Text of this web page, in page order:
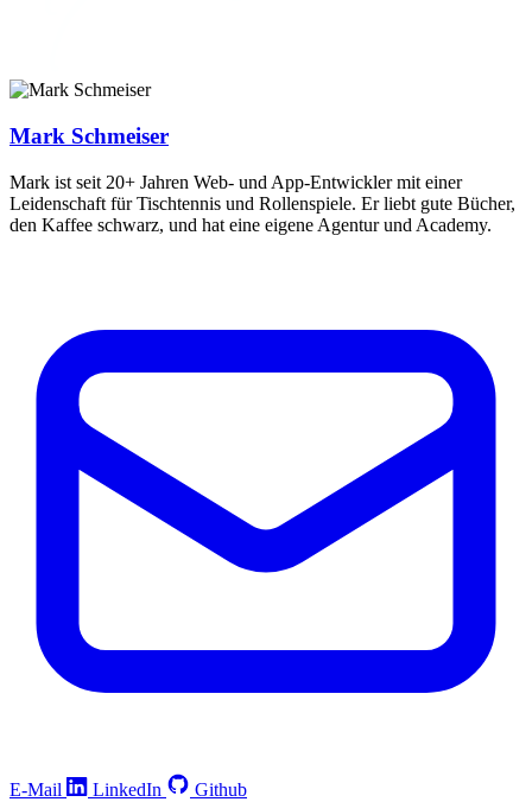
Mark Schmeiser
Mark ist seit 20+ Jahren Web- und App-Entwickler mit einer
Leidenschaft für Tischtennis und Rollenspiele. Er liebt gute Bücher,
den Kaffee schwarz, und hat eine eigene Agentur und Academy.
E-Mail LinkedIn Github